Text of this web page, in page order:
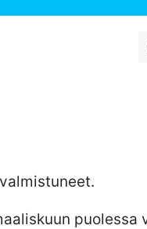
puolessa